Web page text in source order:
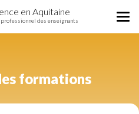
en Aquitaine
des enseignants
formations